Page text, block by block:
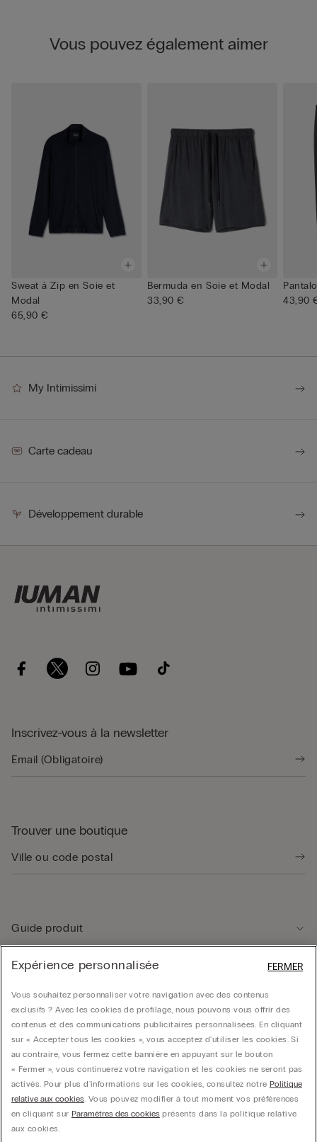
Vous pouvez également aimer
Sweat à Zip en Soie et
Modal
65,90 €
Bermuda en Soie et Modal
33,90 €
43,90
My Intimissimi
Carte cadeau
Développement durable
Inscrivez-vous à la newsletter
Trouver une boutique
Guide produit
Service client
Données légales
Société
CALZEDONIA Finanziaria S.A. Belgium Branch, Avenue Louise 283, box 24, 1050
Expérience personnalisée
Vous souhaitez personnaliser votre navigation avec des contenus
exclusifs ? Avec les cookies de profilage, nous pouvons vous offrir des
contenus et des communications publicitaires personnalisées. En cliquant
sur « Accepter tous les cookies », vous acceptez d'utiliser les cookies. Si
au contraire, vous fermez cette bannière en appuyant sur le bouton
« Fermer », vous continuerez votre navigation et les cookies ne seront pas
activés. Pour plus d'informations sur les cookies, consultez notre Politique
relative aux cookies. Vous pouvez modifier à tout moment vos préférences
en cliquant sur Paramètres des cookiesprésents dans la politique relative
aux cookies.
FERMER